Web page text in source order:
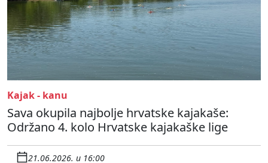
Kajak - kanu
Sava okupila najbolje hrvatske kajakaše:
Održano 4. kolo Hrvatske kajakaške lige
21.06.2026. u 16:00